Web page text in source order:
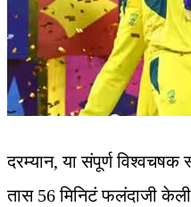
दरम्यान, या संपूर्ण विश्वचषक
तास 56 मिनिटं फलंदाजी